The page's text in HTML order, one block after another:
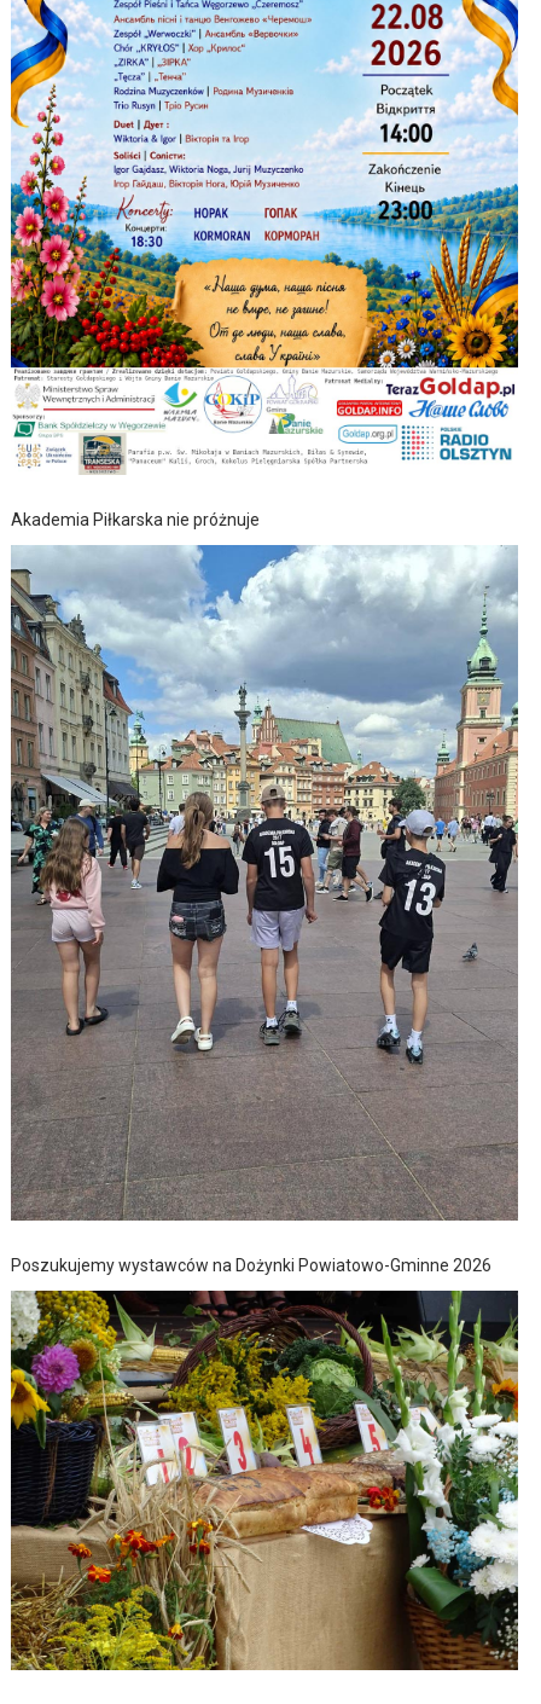
Akademia Piłkarska nie próżnuje
Poszukujemy wystawców na Dożynki Powiatowo-Gminne 2026